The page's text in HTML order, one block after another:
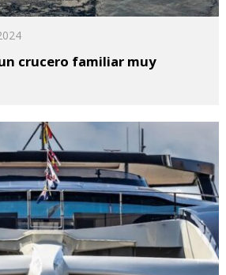
crucero familiar muy